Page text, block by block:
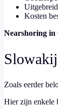
Kosten
Nearshoring in
Zoals eerder
Hier zijn enkele